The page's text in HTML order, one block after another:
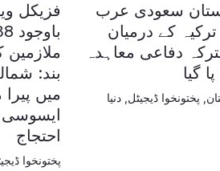
سعودی عرب
ترکیہ کے درمیان
دفاعی معاہدہ
گیا
پختونخوا ڈیجیٹل دنیا
فزیکل
ملازمین
بند:
میں
ایسوسی
احتجاج
پختونخوا